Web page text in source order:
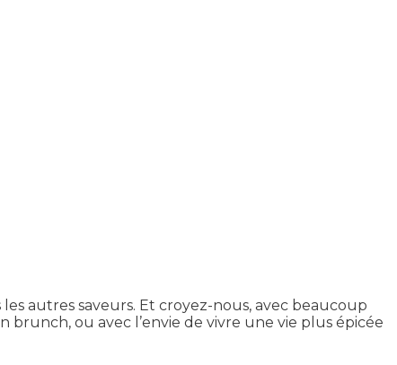
autres saveurs. Et croyez-nous, avec beaucoup
brunch, ou avec l’envie de vivre une vie plus épicée